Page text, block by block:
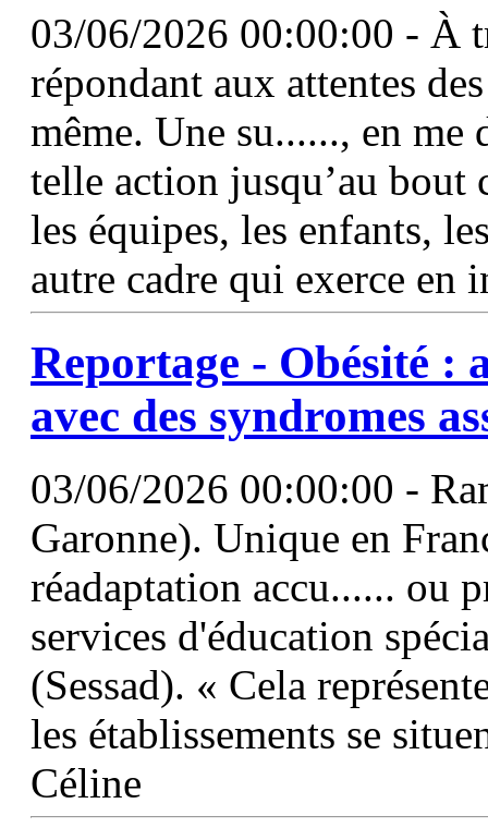
03/06/2026 00:00:00 - À
répondant aux attentes
même. Une su......, en me
telle action jusqu’au
les équipes, les enfants,
autre cadre qui exerce
Reportage - Obésité :
avec des syndromes
03/06/2026 00:00:00 -
Garonne). Unique en
réadaptation accu...... ou
services d'éducation
(Sessad). « Cela
les établissements se
Céline